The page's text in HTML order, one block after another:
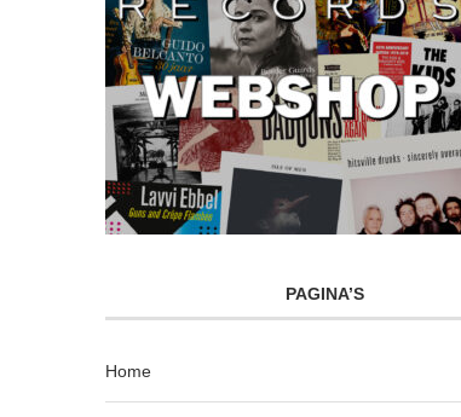
PAGINA’S
Home